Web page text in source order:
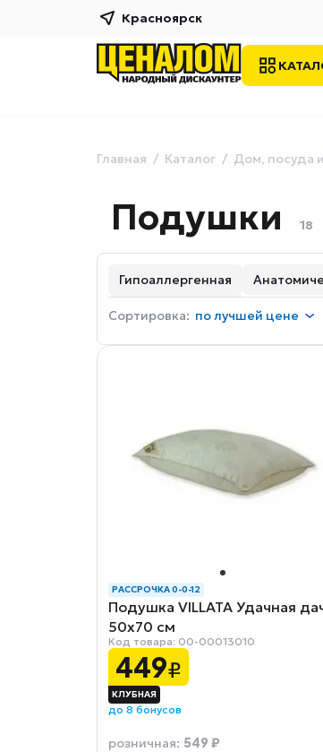
Красноярск
Главная Каталог Дом, посуда
Подушки 18
Гипоаллергенная
Детская подушка
Сортировка: получшей цене
РАССРОЧКА 0-0-12
Подушка VILLATA Удачная
50х70 см
Код товара: 00-00013010
449₽
до 8 бонусов
розничная: 549 ₽